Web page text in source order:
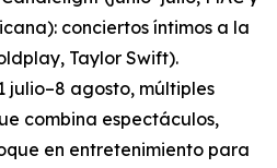
conciertos íntimos a la
Taylor Swift).
julio–8 agosto, múltiples
combina espectáculos,
en entretenimiento para